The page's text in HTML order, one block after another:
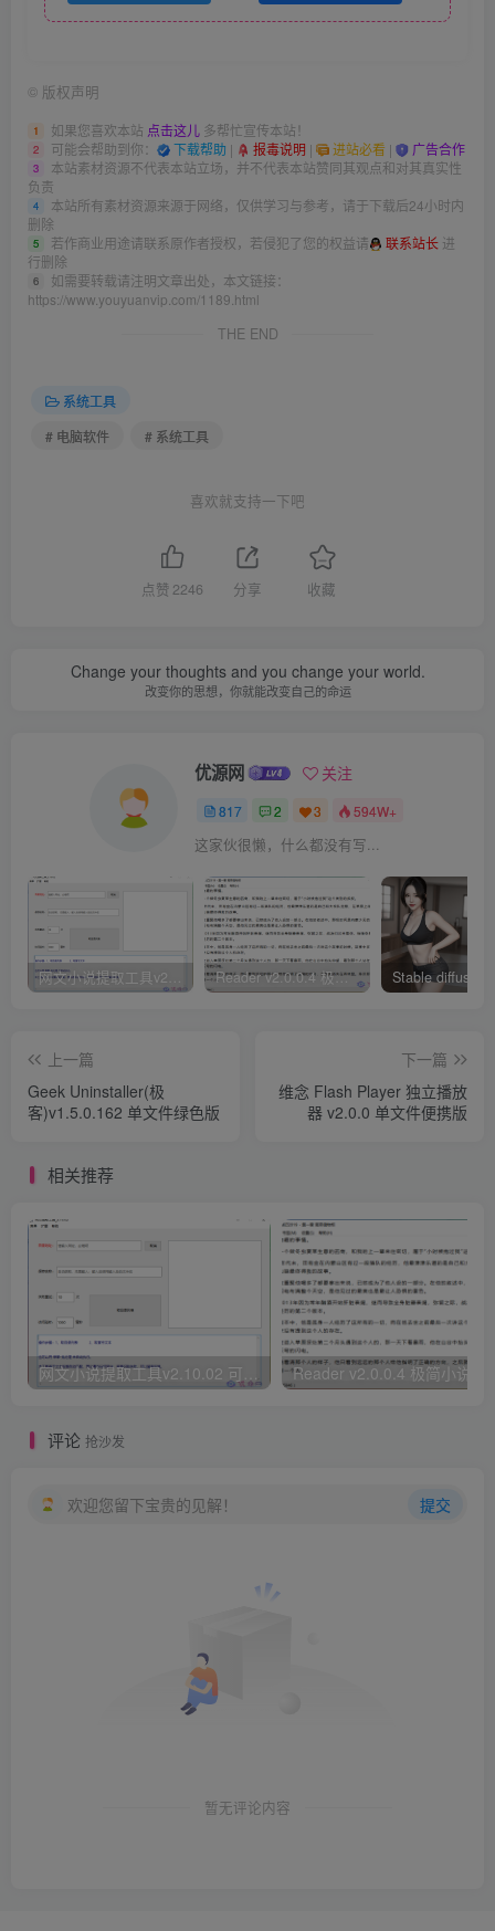
© 版权声明
1 如果您喜欢本站 点击这儿 多帮忙宣传本站！
2 可能会帮助到你： 下载帮助 | 报毒说明 | 进站必看 | 广告合作
3
本站素材资源不代表本站立场，并不代表本站赞同其观点和对其真实性
负责
4
本站所有素材资源来源于网络，仅供学习与参考，请于下载后24小时内
删除
5 若作商业用途请联系原作者授权，若侵犯了您的权益请 联系站长 进
行删除
6
如需要转载请注明文章出处，本文链接：
https://www.youyuanvip.com/1189.html
THE END
系统工具
# 电脑软件
# 系统工具
喜欢就支持一下吧
点赞 2246 分享 收藏
Change your thoughts and you change your world.
改变你的思想，你就能改变自己的命运
优源网 关注
817 2 3 594W+
这家伙很懒，什么都没有写...
网文小说提取工具v2.10.02 可以自动下载小说 从此不再花钱看小说 Reader v2.0.0.4 极简小说阅读器支持导入在线及离线书源
上一篇
Geek Uninstaller(极
客)v1.5.0.162 单文件绿色版
下一篇
维念 Flash Player 独立播放
器 v2.0.0 单文件便携版
相关推荐
网文小说提取工具v2.10.02 可以自动下载小说 从此不再花钱看小说
评论 抢沙发
欢迎您留下宝贵的见解！ 提交
暂无评论内容